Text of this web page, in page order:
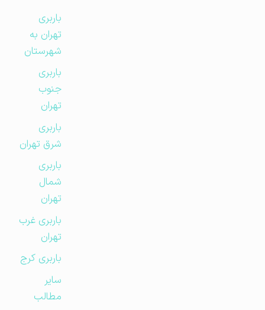
باربری
تهران به
شهرستان
باربری
جنوب
تهران
باربری
شرق تهران
باربری
شمال
تهران
باربری غرب
تهران
باربری کرج
مطالب